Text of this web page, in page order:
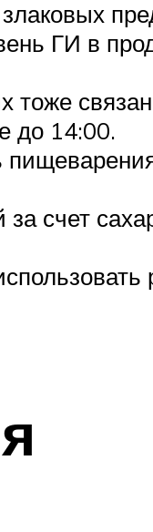
ГИ в
тоже
до 14:00.
счет